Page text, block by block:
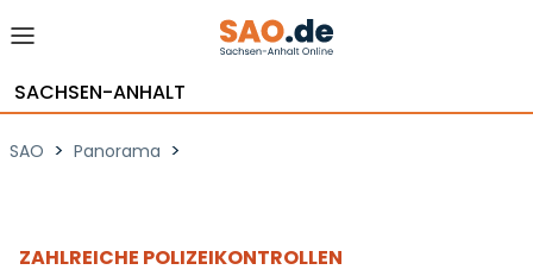
SACHSEN-ANHALT
SAO > Panorama >
ZAHLREICHE POLIZEIKONTROLLEN